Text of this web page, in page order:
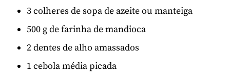
3 colheres de sopa de azeite ou manteiga
500 g de farinha de mandioca
2 dentes de alho amassados
1 cebola média picada